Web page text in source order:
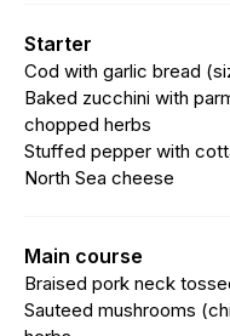
Starter
Cod with garlic bread
Baked zucchini with
chopped herbs
Stuffed pepper with
North Sea cheese
Main course
Braised pork neck
Sauteed mushrooms